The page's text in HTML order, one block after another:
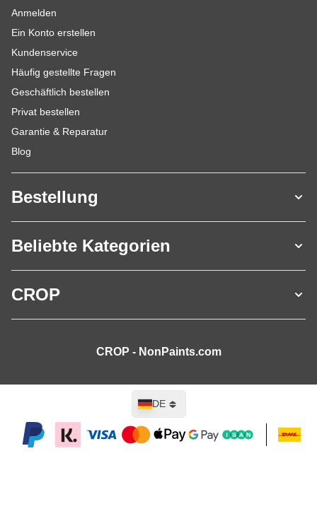
Anmelden
Ein Konto erstellen
Kundenservice
Häufig gestellte Fragen
Geschäftlich bestellen
Privat bestellen
Garantie & Reparatur
Blog
Bestellung
Beliebte Kategorien
CROP
CROP - NonPaints.com
Sprache
DE